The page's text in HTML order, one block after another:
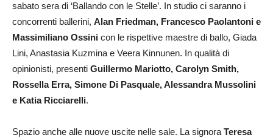
sabato sera di ‘Ballando con le Stelle’. In studio ci saranno i
concorrenti ballerini, Alan Friedman, Francesco Paolantoni e
Massimiliano Ossini con le rispettive maestre di ballo, Giada
Lini, Anastasia Kuzmina e Veera Kinnunen. In qualità di
opinionisti, presenti Guillermo Mariotto, Carolyn Smith,
Rossella Erra, Simone Di Pasquale, Alessandra Mussolini
e Katia Ricciarelli.
Spazio anche alle nuove uscite nelle sale. La signora Teresa